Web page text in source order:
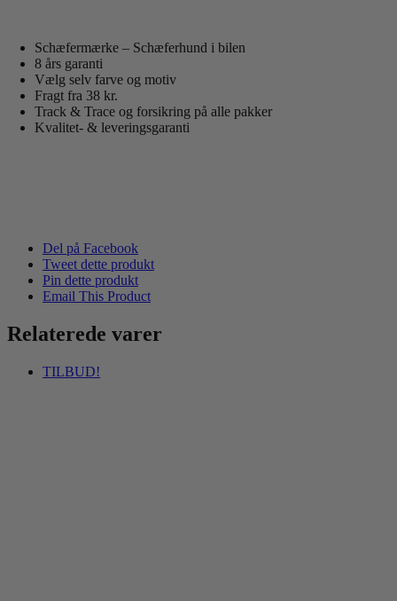
Schæfermærke – Schæferhund i bilen
8 års garanti
Vælg selv farve og motiv
Fragt fra 38 kr.
Track & Trace og forsikring på alle pakker
Kvalitet- & leveringsgaranti
Del på Facebook
Tweet dette produkt
Pin dette produkt
Email This Product
Relaterede varer
TILBUD!